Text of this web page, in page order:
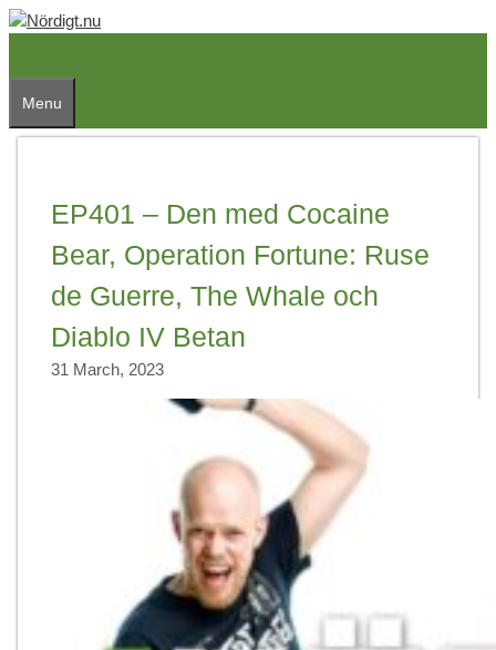
Skip
Menu
EP401 – Den med Cocaine
Bear, Operation Fortune: Ruse
de Guerre, The Whale och
Diablo IV Betan
31 March, 2023